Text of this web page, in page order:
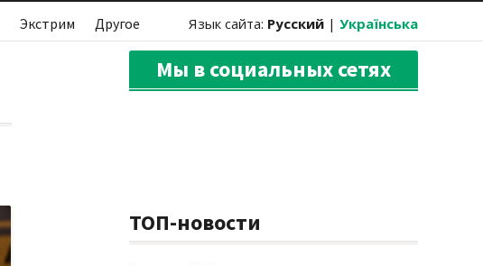
Экстрим Другое Язык сайта: Русский | Українська
Мы в социальных сетях
ТОП-новости